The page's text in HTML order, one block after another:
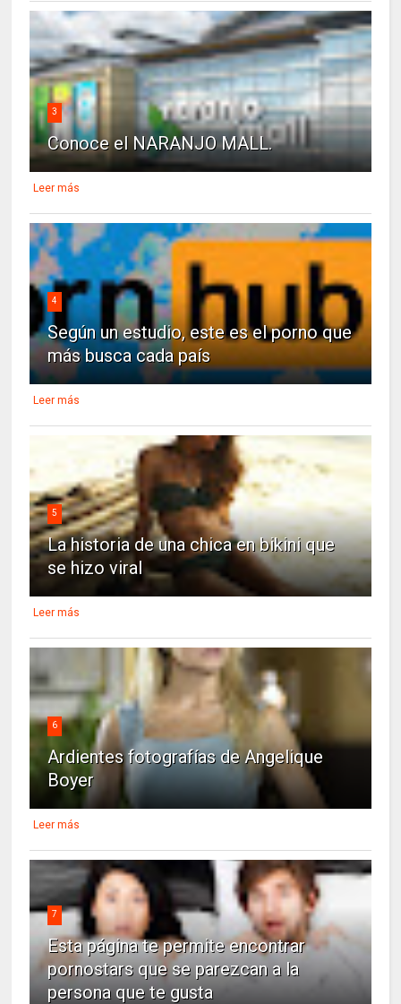
3
Conoce el NARANJO MALL.
Leer más
4
Según un estudio, este es el porno que
más busca cada país
Leer más
5
La historia de una chica en bikini que
se hizo viral
Leer más
6
Ardientes fotografías de Angelique
Boyer
Leer más
7
Esta página te permite encontrar
pornostars que se parezcan a la
persona que te gusta